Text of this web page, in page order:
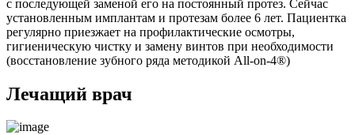
с последующей заменой его на постоянный протез. Сейчас
установленным имплантам и протезам более 6 лет. Пациентка
регулярно приезжает на профилактические осмотры,
гигиеническую чистку и замену винтов при необходимости
(восстановление зубного ряда методикой All-on-4®)
Лечащий врач